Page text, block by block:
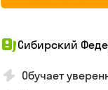
Сибирский
Обучает